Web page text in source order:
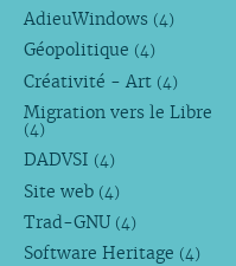
AdieuWindows (4)
Géopolitique (4)
Créativité - Art (4)
Migration vers le Libre
(4)
DADVSI (4)
Site web (4)
Trad-GNU (4)
Software Heritage (4)